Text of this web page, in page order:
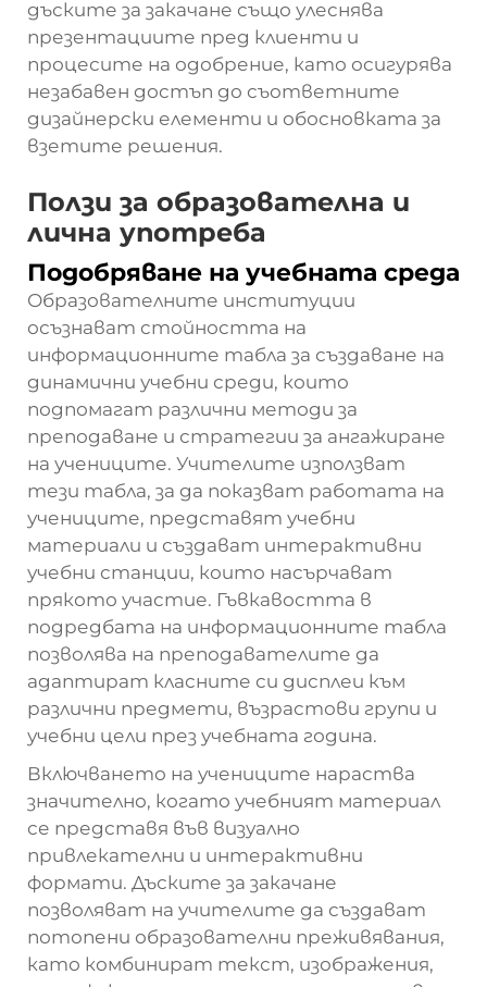
дъските за закачане също улеснява
презентациите пред клиенти и
процесите на одобрение, като осигурява
незабавен достъп до съответните
дизайнерски елементи и обосновката за
взетите решения.
Ползи за образователна и
лична употреба
Подобряване на учебната среда
Образователните институции
осъзнават стойността на
информационните табла за създаване на
динамични учебни среди, които
подпомагат различни методи за
преподаване и стратегии за ангажиране
на учениците. Учителите използват
тези табла, за да показват работата на
учениците, представят учебни
материали и създават интерактивни
учебни станции, които насърчават
прякото участие. Гъвкавостта в
подредбата на информационните табла
позволява на преподавателите да
адаптират класните си дисплеи към
различни предмети, възрастови групи и
учебни цели през учебната година.
Включването на учениците нараства
значително, когато учебният материал
се представя във визуално
привлекателни и интерактивни
формати. Дъските за закачане
позволяват на учителите да създават
потопени образователни преживявания,
като комбинират текст, изображения,